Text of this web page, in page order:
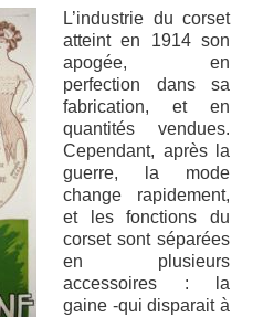
L’industrie du corset
atteint en 1914 son
apogée, en
perfection dans sa
fabrication, et en
quantités vendues.
Cependant, après la
guerre, la mode
change rapidement,
et les fonctions du
corset sont séparées
en plusieurs
accessoires : la
gaine -qui disparait à